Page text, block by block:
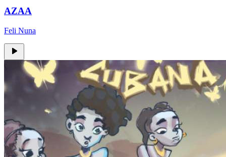
AZAA
Feli Nuna